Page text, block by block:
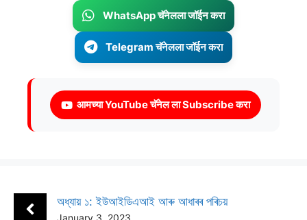
WhatsApp चॅनेलला जॉईन करा
Telegram चॅनेलला जॉईन करा
आमच्या YouTube चॅनेल ला Subscribe करा
অধ্যায় ১: ইউআইডিএআই আৰু আধাৰৰ পৰিচয়
January 3, 2023